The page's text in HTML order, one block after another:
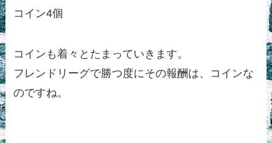
コイン4個
コインも着々とたまっていきます。
フレンドリーグで勝つ度にその報酬は、コインな
のですね。